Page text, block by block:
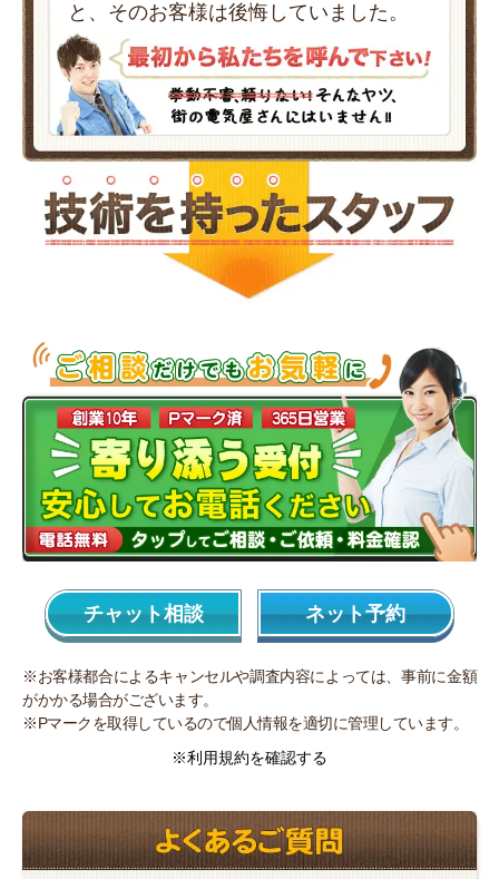
と、そのお客様は後悔していました。
チャット相談 ネット予約
※お客様都合によるキャンセルや調査内容によっては、事前に金額
がかかる場合がございます。
※Pマークを取得しているので個人情報を適切に管理しています。
※利用規約を確認する